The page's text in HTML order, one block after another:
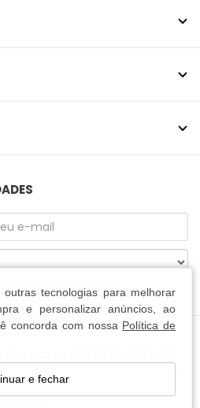
tecnologias para melhorar
e personalizar anúncios, ao
concorda com nossa Política de
e fechar
SE
Lessmann, 451 - Centenário